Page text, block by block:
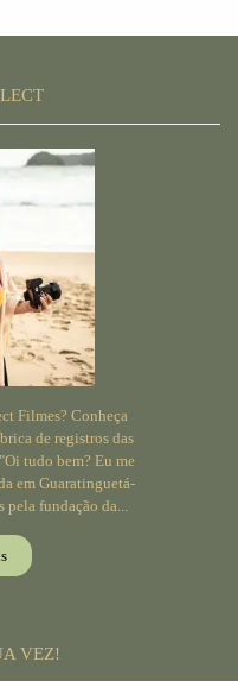
Filmes? Conheça
de registros das
tudo bem? Eu me
em Guaratinguetá-
pela fundação da...
VEZ!